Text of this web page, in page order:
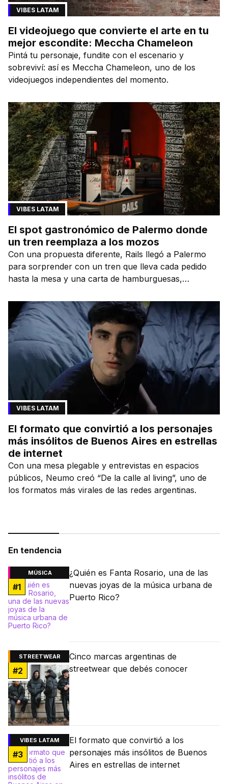
VIBES LATAM
El videojuego que convierte el arte en tu
mejor escondite: Meccha Chameleon
Pintá tu personaje, fundite con el escenario y
sobreviví: así es Meccha Chameleon, uno de los
videojuegos independientes del momento.
VIBES LATAM
El spot gastronómico de Palermo donde
un tren reemplaza a los mozos
Con una propuesta diferente, Rails llegó a Palermo
para sorprender con un tren que lleva cada pedido
hasta la mesa y una carta de hamburguesas,
VIBES LATAM
El formato que convirtió a los personajes
más insólitos de Buenos Aires en estrellas
de internet
Con una mesa plegable y entrevistas en espacios
públicos, Neumo creó “De la calle al living”, uno de
los formatos más virales de las redes argentinas.
En tendencia
MÚSICA
#1
¿Quién es Fanta Rosario, una de las
nuevas joyas de la música urbana de
Puerto Rico?
STREETWEAR
#2
Cinco marcas argentinas de
streetwear que debés conocer
VIBES LATAM
#3
El formato que convirtió a los
personajes más insólitos de Buenos
Aires en estrellas de internet